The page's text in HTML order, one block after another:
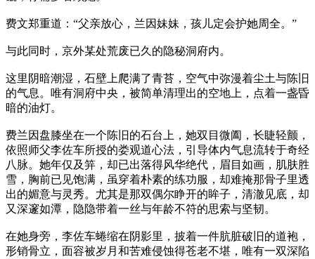
费文郑重道：“父亲放心，兰因妹妹，孩儿定会护她周全。”
与此同时，京外某处荒废已久的隐秘洞府内。
这里阴暗潮湿，石壁上爬满了青苔，空气中弥漫着尘土与陈旧
的气息。唯有洞府中央，被简单清理出的空地上，点着一盏昏
暗的油灯。
费兰因盘膝坐在一个陈旧的石台上，她双目微阖，长睫轻颤，
依照师父李佐车所授的娄观道心法，引导体内气息流转于奇经
八脉。她年仅及笄，却已出落得风华绝代，眉目如画，肌肤胜
雪，胸前已见饱满，虽穿着朴素的练功服，却难掩那骨子里透
出的媚意与灵秀。尤其是那双偶尔睁开的眸子，清澈见底，却
又深邃如潭，隐隐带着一丝与年龄不符的思索与坚韧。
在她身旁，李佐车蜷缩在阴影里，披着一件肮脏破旧的道袍，
形销骨立，面容被岁月和苦难侵蚀得苍老不堪，唯有一双深陷